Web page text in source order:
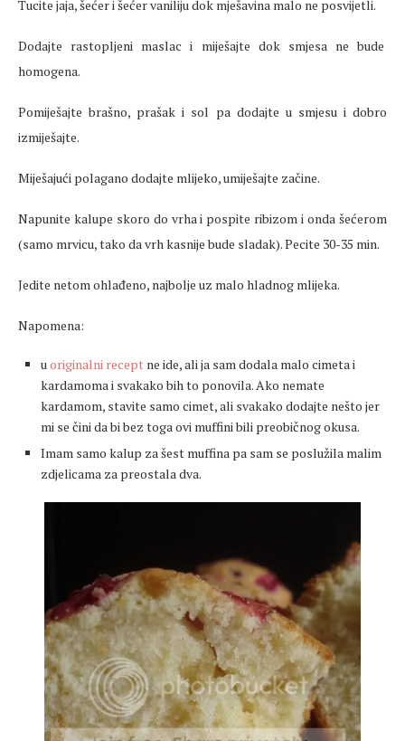
Tucite jaja, šećer i šećer vaniliju dok mješavina malo ne posvijetli.
Dodajte rastopljeni maslac i miješajte dok smjesa ne bude
homogena.
Pomiješajte brašno, prašak i sol pa dodajte u smjesu i dobro
izmiješajte.
Miješajući polagano dodajte mlijeko, umiješajte začine.
Napunite kalupe skoro do vrha i pospite ribizom i onda šećerom
(samo mrvicu, tako da vrh kasnije bude sladak). Pecite 30-35 min.
Jedite netom ohlađeno, najbolje uz malo hladnog mlijeka.
Napomena:
u originalni recept ne ide, ali ja sam dodala malo cimeta i
kardamoma i svakako bih to ponovila. Ako nemate
kardamom, stavite samo cimet, ali svakako dodajte nešto jer
mi se čini da bi bez toga ovi muffini bili preobičnog okusa.
Imam samo kalup za šest muffina pa sam se poslužila malim
zdjelicama za preostala dva.